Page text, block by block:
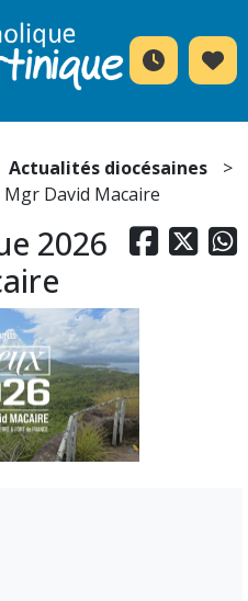
Actualités diocésaines
David Macaire
  
2026